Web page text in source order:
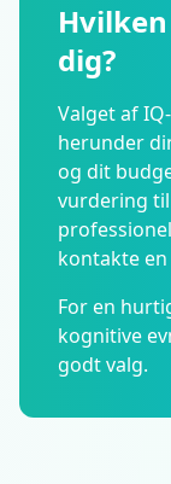
dig?
Valget af
herunder
og dit
vurdering
kontakte
For en
kognitive
godt valg.